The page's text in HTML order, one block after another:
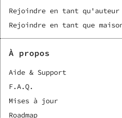
Rejoindre en tant qu'auteur
Rejoindre en tant que
À propos
Aide & Support
F.A.Q.
Mises à jour
Roadmap